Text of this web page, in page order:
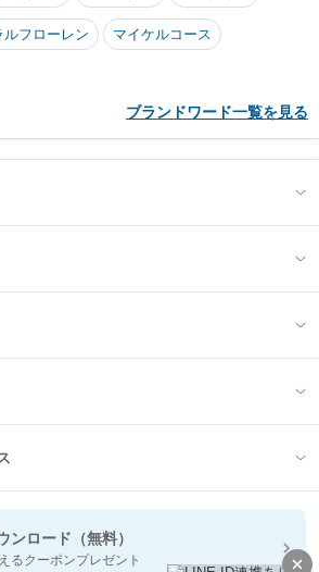
ルフローレン マイケルコース
ブランドワード一覧を見る
ンロード（無料）
るクーポンプレゼント